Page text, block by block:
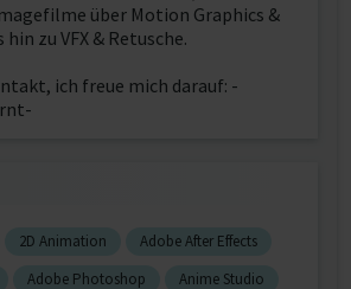
über Motion Graphics &
zu VFX & Retusche.
ich freue mich darauf: -
2D Animation
Adobe After Effects
Adobe Photoshop Anime Studio